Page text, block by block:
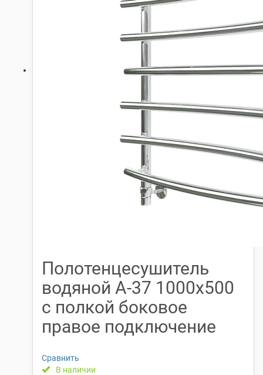
Полотенцесушитель
водяной А-37 1000х500
с полкой боковое
правое подключение
Сравнить
В наличии